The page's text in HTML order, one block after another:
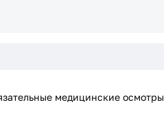
медицинские осмотры